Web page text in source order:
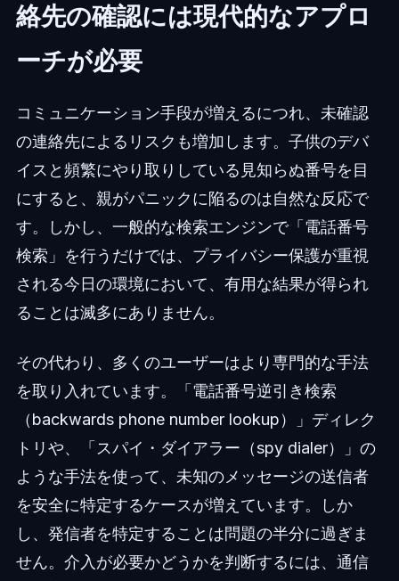
絡先の確認には現代的なアプロ
ーチが必要
コミュニケーション手段が増えるにつれ、未確認
の連絡先によるリスクも増加します。子供のデバ
イスと頻繁にやり取りしている見知らぬ番号を目
にすると、親がパニックに陥るのは自然な反応で
す。しかし、一般的な検索エンジンで「電話番号
検索」を行うだけでは、プライバシー保護が重視
される今日の環境において、有用な結果が得られ
ることは滅多にありません。
その代わり、多くのユーザーはより専門的な手法
を取り入れています。「電話番号逆引き検索
（backwards phone number lookup）」ディレク
トリや、「スパイ・ダイアラー（spy dialer）」の
ような手法を使って、未知のメッセージの送信者
を安全に特定するケースが増えています。しか
し、発信者を特定することは問題の半分に過ぎま
せん。介入が必要かどうかを判断するには、通信